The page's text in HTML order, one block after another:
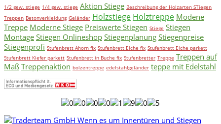
1/2 gew. stiege 1/4 gew. stiege Aktion Stiege Beschreibung der Holzarten STiegen
Treppen Betonverkleidung Geländer Holzstiege Holztreppe Modene
Treppe Moderne Stiege Preiswerte Stiegen Stiege Stiegen
Montage Stiegen Onlineshop Stiegenplanung Stiegenpreise
Stiegenprofi Stufenbrett Ahorn fix Stufenbrett Eiche fix Stufenbrett Eiche parkett
Stufenbrett Kiefer parkett Stufenbrett in Buche fix Stufenbretter Treppe Treppen auf
Maß Treppenaktion bolzentreppe edelstahlgeländer teppe mit Edelstahl